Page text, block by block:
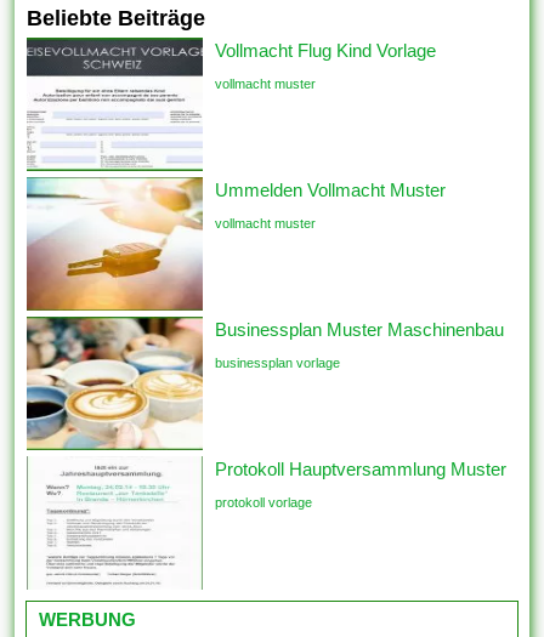
Beliebte Beiträge
Vollmacht Flug Kind Vorlage
vollmacht muster
Ummelden Vollmacht Muster
vollmacht muster
Businessplan Muster Maschinenbau
businessplan vorlage
Protokoll Hauptversammlung Muster
protokoll vorlage
WERBUNG